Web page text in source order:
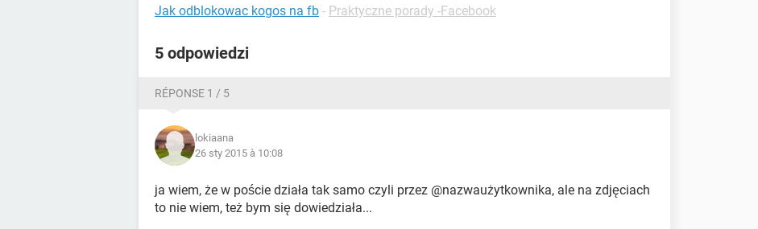
Jak odblokowac kogos na fb - Praktyczne porady -Facebook
5 odpowiedzi
RÉPONSE 1 / 5
lokiaana
26 sty 2015 à 10:08
ja wiem, że w poście działa tak samo czyli przez @nazwaużytkownika, ale na zdjęciach
to nie wiem, też bym się dowiedziała...